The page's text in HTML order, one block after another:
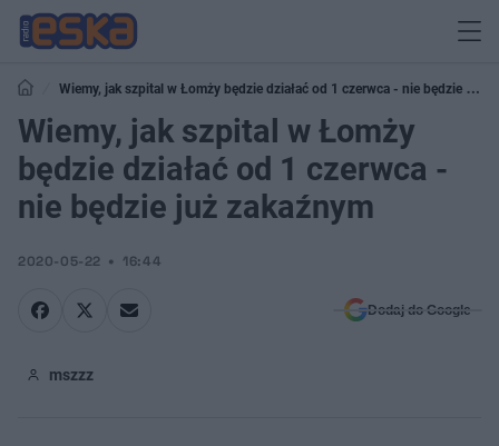
Wiemy, jak szpital w Łomży będzie działać od 1 czerwca - nie będzie już
zakaźnym
Wiemy, jak szpital w Łomży
będzie działać od 1 czerwca -
nie będzie już zakaźnym
2020-05-22 16:44
Dodaj do Google
mszzz